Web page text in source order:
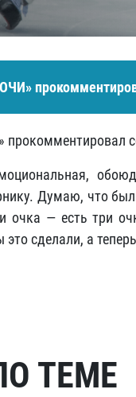
прокомментировал
Думаю, что
очка — есть три
сделали, а
ТЕМЕ